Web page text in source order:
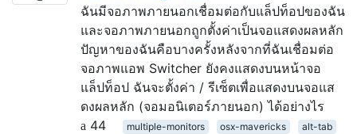
ฉันมีจอภาพภายนอกเชื่อมต่อกับแล็ปท็อปของฉัน
และจอภาพภายนอกถูกตั้งค่าเป็นจอแสดงผลหลัก
ปัญหาของฉันคือบางครั้งหลังจากที่ฉันเชื่อมต่อ
จอภาพแอพ Switcher ยังคงแสดงบนหน้าจอ
แล็ปท็อป ฉันจะตั้งค่า / รีเซ็ตเพื่อแสดงบนจอแส
ดงผลหลัก (จอมอนิเตอร์ภายนอก) ได้อย่างไร
44
multiple-monitors osx-mavericks alt-tab